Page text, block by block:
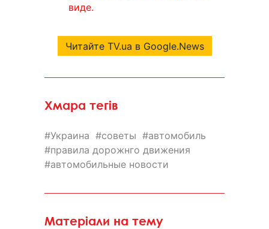
виде.
Читайте TV.ua в Google.News
Хмара тегів
Украина советы
автомобиль
правила дорожнго движения
автомобильные новости
Матеріали на тему